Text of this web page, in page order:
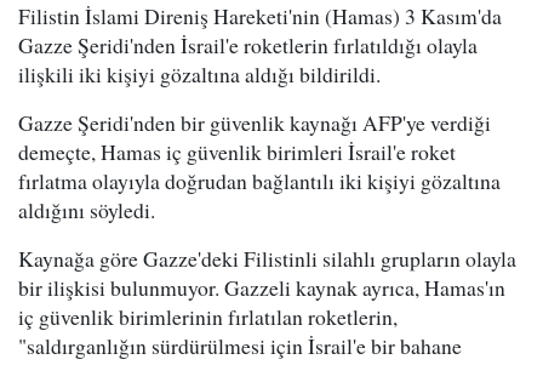
Filistin İslami Direniş Hareketi'nin (Hamas) 3 Kasım'da
Gazze Şeridi'nden İsrail'e roketlerin fırlatıldığı olayla
ilişkili iki kişiyi gözaltına aldığı bildirildi.
Gazze Şeridi'nden bir güvenlik kaynağı AFP'ye verdiği
demeçte, Hamas iç güvenlik birimleri İsrail'e roket
fırlatma olayıyla doğrudan bağlantılı iki kişiyi gözaltına
aldığını söyledi.
Kaynağa göre Gazze'deki Filistinli silahlı grupların olayla
bir ilişkisi bulunmuyor. Gazzeli kaynak ayrıca, Hamas'ın
iç güvenlik birimlerinin fırlatılan roketlerin,
"saldırganlığın sürdürülmesi için İsrail'e bir bahane